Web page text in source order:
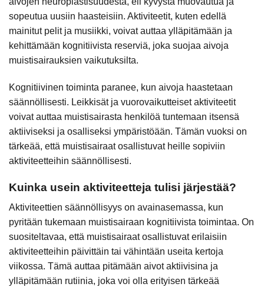
sopeutua uusiin haasteisiin. Aktiviteetit, kuten edellä
mainitut pelit ja musiikki, voivat auttaa ylläpitämään ja
kehittämään kognitiivista reserviä, joka suojaa aivoja
muistisairauksien vaikutuksilta.
Kognitiivinen toiminta paranee, kun aivoja haastetaan
säännöllisesti. Leikkisät ja vuorovaikutteiset aktiviteetit
voivat auttaa muistisairasta henkilöä tuntemaan itsensä
aktiiviseksi ja osalliseksi ympäristöään. Tämän vuoksi on
tärkeää, että muistisairaat osallistuvat heille sopiviin
aktiviteetteihin säännöllisesti.
Kuinka usein aktiviteetteja tulisi järjestää?
Aktiviteettien säännöllisyys on avainasemassa, kun
pyritään tukemaan muistisairaan kognitiivista toimintaa. On
suositeltavaa, että muistisairaat osallistuvat erilaisiin
aktiviteetteihin päivittäin tai vähintään useita kertoja
viikossa. Tämä auttaa pitämään aivot aktiivisina ja
ylläpitämään rutiinia, joka voi olla erityisen tärkeää